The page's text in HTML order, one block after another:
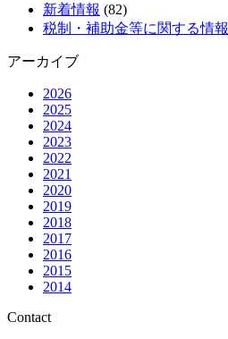
新着情報 (82)
税制・補助金等に関する情報
アーカイブ
2026
2025
2024
2023
2022
2021
2020
2019
2018
2017
2016
2015
2014
Contact